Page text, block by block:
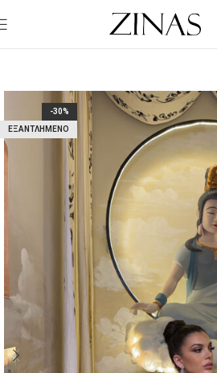
-30%
ΕΞΑΝΤΛΗΜΈΝΟ